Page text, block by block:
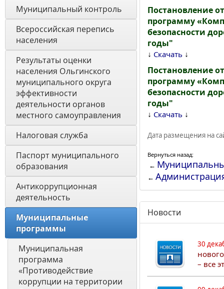
Муниципальный контроль
Всероссийская перепись
населения
Результаты оценки
населения Ольгинского
муниципального округа
эффективности
деятельности органов
местного самоуправления
Налоговая служба
Паспорт муниципального
образования
Антикоррупционная
деятельность
Муниципальные
программы
Муниципальная
программа
«Противодействие
коррупции на территории
Постановление
программу
безопасности
годы"
↓ Скачать ↓
Постановление
программу
безопасности
годы"
↓ Скачать ↓
Дата размещения на
Вернуться назад:
←
←
Новости
30
– все